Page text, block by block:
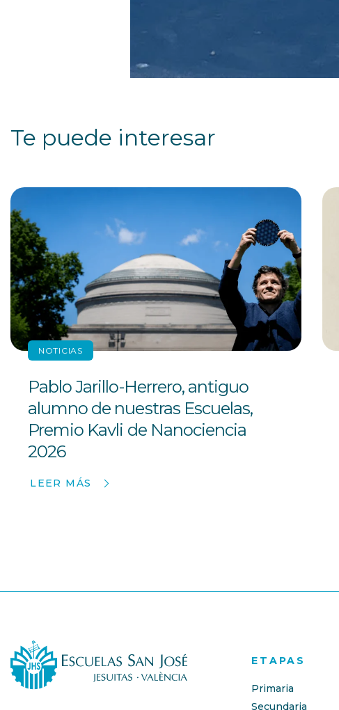
Te puede interesar
NOTICIAS
Pablo Jarillo-Herrero, antiguo
alumno de nuestras Escuelas,
Premio Kavli de Nanociencia
2026
LEER MÁS
ETAPAS
Primaria
Secundaria